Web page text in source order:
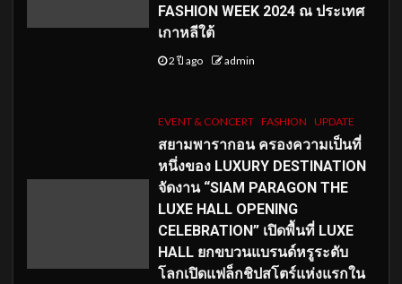
FASHION WEEK 2024 ณ ประเทศ
เกาหลีใต้
2 ปี ago admin
EVENT & CONCERT FASHION UPDATE
สยามพารากอน ครองความเป็นที่
หนึ่งของ LUXURY DESTINATION
จัดงาน “SIAM PARAGON THE
LUXE HALL OPENING
CELEBRATION” เปิดพื้นที่ LUXE
HALL ยกขบวนแบรนด์หรูระดับ
โลกเปิดแฟล็กชิปสโตร์แห่งแรกใน